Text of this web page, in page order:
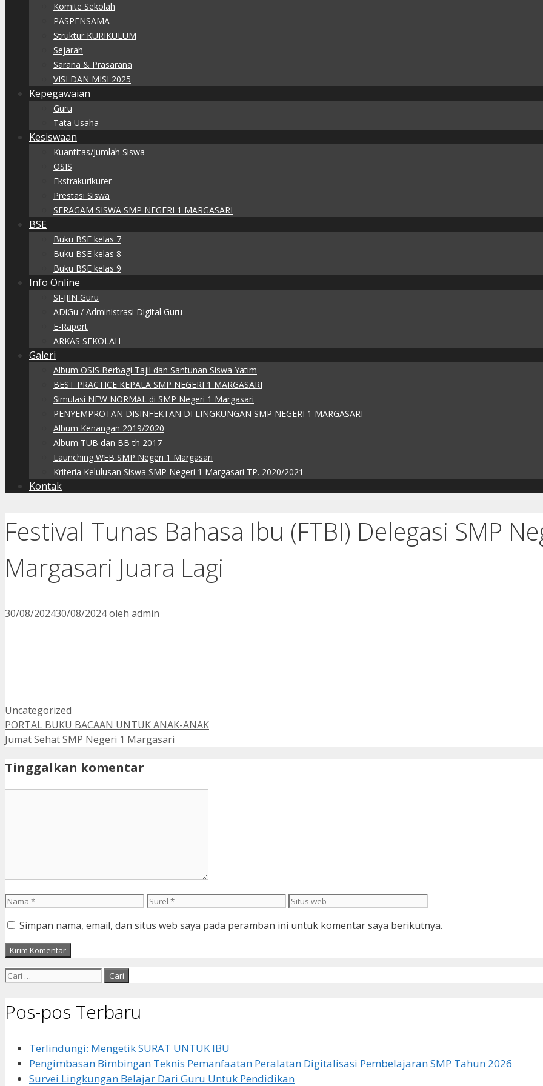
Komite Sekolah
PASPENSAMA
Struktur KURIKULUM
Sejarah
Sarana & Prasarana
VISI DAN MISI 2025
Kepegawaian
Guru
Tata Usaha
Kesiswaan
Kuantitas/Jumlah Siswa
OSIS
Ekstrakurikurer
Prestasi Siswa
SERAGAM SISWA SMP NEGERI 1 MARGASARI
BSE
Buku BSE kelas 7
Buku BSE kelas 8
Buku BSE kelas 9
Info Online
SI-IJIN Guru
ADiGu / Administrasi Digital Guru
E-Raport
ARKAS SEKOLAH
Galeri
Album OSIS Berbagi Tajil dan Santunan Siswa Yatim
BEST PRACTICE KEPALA SMP NEGERI 1 MARGASARI
Simulasi NEW NORMAL di SMP Negeri 1 Margasari
PENYEMPROTAN DISINFEKTAN DI LINGKUNGAN SMP NEGERI 1 MARGASARI
Album Kenangan 2019/2020
Album TUB dan BB th 2017
Launching WEB SMP Negeri 1 Margasari
Kriteria Kelulusan Siswa SMP Negeri 1 Margasari TP. 2020/2021
Kontak
Festival Tunas Bahasa Ibu (FTBI) Delegasi SMP
Margasari Juara Lagi
30/08/202430/08/2024oleh admin
Kategori
Uncategorized
PORTAL BUKU BACAAN UNTUK ANAK-ANAK
Jumat Sehat SMP Negeri 1 Margasari
Tinggalkan komentar
Nama Surel
Situs
Simpan nama, email, dan situs web saya pada peramban ini untuk komentar saya berikutnya.
Cari
Pos-pos Terbaru
Terlindungi: Mengetik SURAT UNTUK IBU
Pengimbasan Bimbingan Teknis Pemanfaatan Peralatan Digitalisasi Pembelajaran SMP Tahun 2026
Survei Lingkungan Belajar Dari Guru Untuk Pendidikan